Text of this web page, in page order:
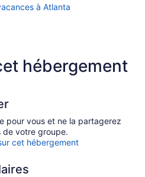
à Atlanta
hébergement
pour vous et ne la partagerez
de votre groupe.
cet hébergement